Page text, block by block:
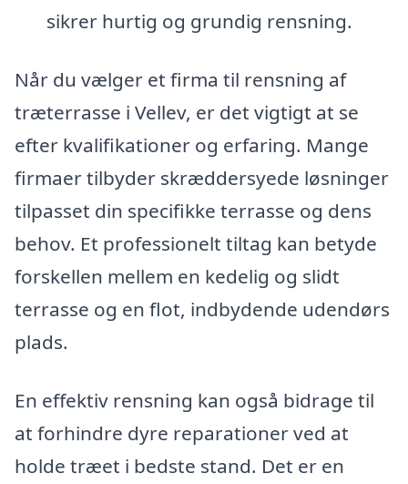
sikrer hurtig og grundig rensning.
Når du vælger et firma til rensning af
træterrasse i Vellev, er det vigtigt at se
efter kvalifikationer og erfaring. Mange
firmaer tilbyder skræddersyede løsninger
tilpasset din specifikke terrasse og dens
behov. Et professionelt tiltag kan betyde
forskellen mellem en kedelig og slidt
terrasse og en flot, indbydende udendørs
plads.
En effektiv rensning kan også bidrage til
at forhindre dyre reparationer ved at
holde træet i bedste stand. Det er en